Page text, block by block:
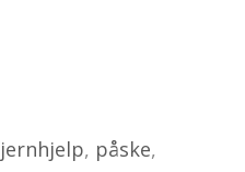
, påske,